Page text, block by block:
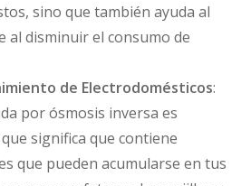
sino que también ayuda al
al disminuir el consumo de
de Electrodomésticos:
por ósmosis inversa es
significa que contiene
que pueden acumularse en tus